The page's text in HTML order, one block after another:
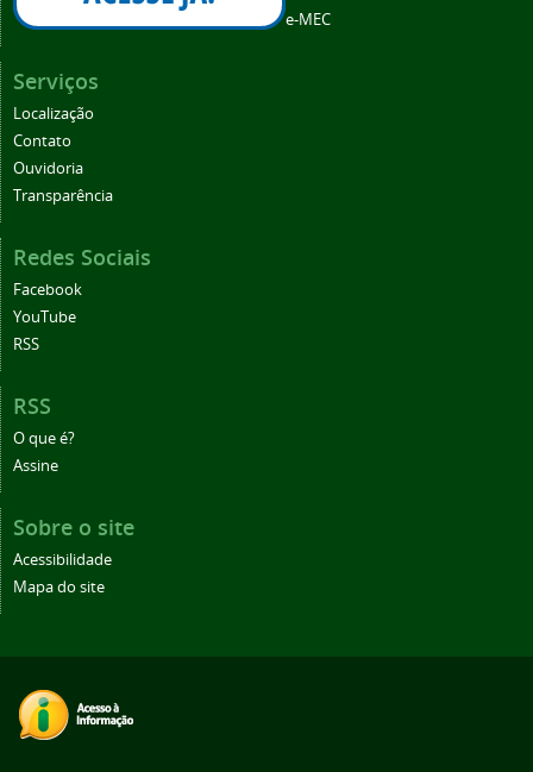
e-MEC
Serviços
Localização
Contato
Ouvidoria
Transparência
Redes Sociais
Facebook
YouTube
RSS
RSS
O que é?
Assine
Sobre o site
Acessibilidade
Mapa do site